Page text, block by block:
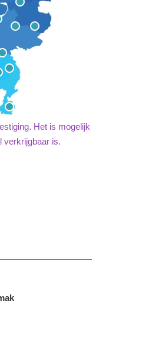
Het is mogelijk
verkrijgbaar is.